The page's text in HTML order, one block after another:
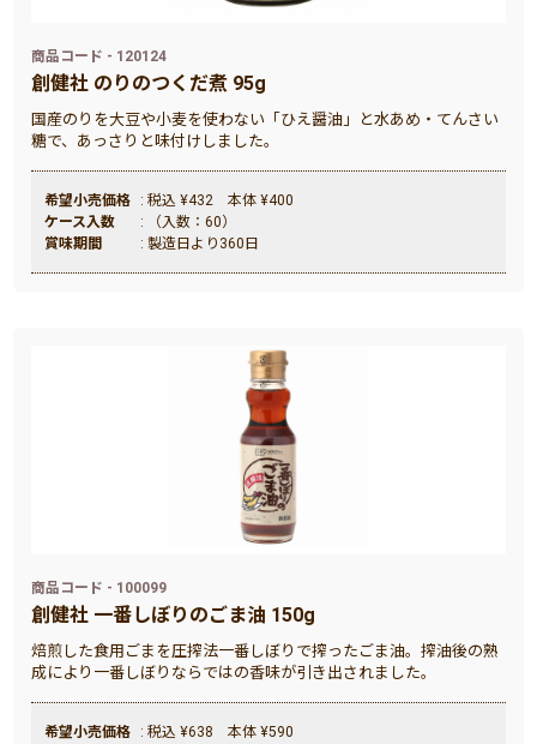
商品コード - 120124
創健社 のりのつくだ煮 95g
国産のりを大豆や小麦を使わない「ひえ醤油」と水あめ・てんさい
糖で、あっさりと味付けしました。
希望小売価格
: 税込 ¥432 本体 ¥400
ケース入数
: （入数：60）
賞味期間
: 製造日より360日
商品コード - 100099
創健社 一番しぼりのごま油 150g
焙煎した食用ごまを圧搾法一番しぼりで搾ったごま油。搾油後の熟
成により一番しぼりならではの香味が引き出されました。
希望小売価格
: 税込 ¥638 本体 ¥590